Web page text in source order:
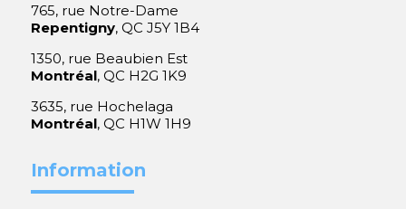
765, rue Notre-Dame
Repentigny, QC J5Y 1B4
1350, rue Beaubien Est
Montréal, QC H2G 1K9
3635, rue Hochelaga
Montréal, QC H1W 1H9
Information